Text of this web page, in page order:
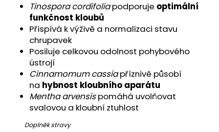
Tinospora cordifolia podporuje optimální
funkčnost kloubů
Přispívá k výživě a normalizaci stavu
chrupavek
Posiluje celkovou odolnost pohybového
ústrojí
Cinnamomum cassia příznivě působí
na hybnost kloubního aparátu
Mentha arvensis pomáhá uvolňovat
svalovou a kloubní ztuhlost
Doplněk stravy
HLEDAT